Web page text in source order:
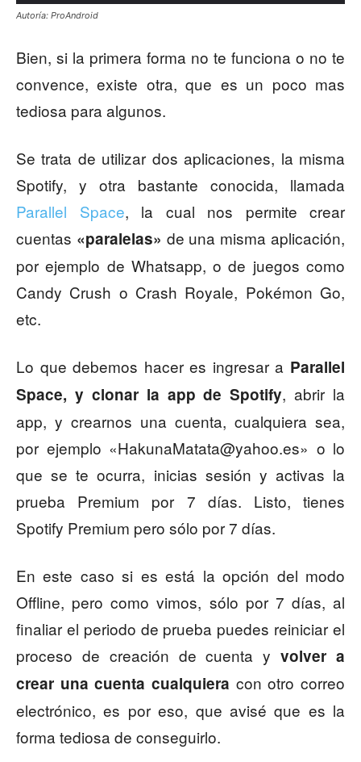
Autoría: ProAndroid
Bien, si la primera forma no te funciona o no te
convence, existe otra, que es un poco mas
tediosa para algunos.
Se trata de utilizar dos aplicaciones, la misma
Spotify, y otra bastante conocida, llamada
Parallel Space, la cual nos permite crear
cuentas «paralelas» de una misma aplicación,
por ejemplo de Whatsapp, o de juegos como
Candy Crush o Crash Royale, Pokémon Go,
etc.
Lo que debemos hacer es ingresar a Parallel
Space, y clonar la app de Spotify, abrir la
app, y crearnos una cuenta, cualquiera sea,
por ejemplo «HakunaMatata@yahoo.es» o lo
que se te ocurra, inicias sesión y activas la
prueba Premium por 7 días. Listo, tienes
Spotify Premium pero sólo por 7 días.
En este caso si es está la opción del modo
Offline, pero como vimos, sólo por 7 días, al
finaliar el periodo de prueba puedes reiniciar el
proceso de creación de cuenta yvolver a
crear una cuenta cualquiera con otro correo
electrónico, es por eso, que avisé que es la
forma tediosa de conseguirlo.